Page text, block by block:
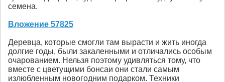
семена.
Вложение 57825
Деревца, которые смогли там вырасти и жить иногда
долгие годы, были закаленными и отличались особым
очарованием. Нельзя поэтому удивляться тому, что
вместе с цветущими бонсаи они стали самым
излюбленным новогодним подарком. Техники